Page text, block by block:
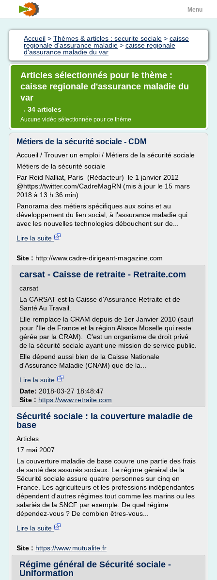
Menu
Accueil > Thèmes & articles : securite sociale > caisse
regionale d'assurance maladie > caisse regionale
d'assurance maladie du var
Articles sélectionnés pour le thème :
caisse regionale d'assurance maladie du
var
→ 34 articles
Aucune vidéo sélectionnée pour ce thème
Métiers de la sécurité sociale - CDM
Accueil / Trouver un emploi / Métiers de la sécurité sociale
Métiers de la sécurité sociale
Par Reid Nalliat, Paris (Rédacteur) le 1 janvier 2012
@https://twitter.com/CadreMagRN (mis à jour le 15 mars
2018 à 13 h 36 min)
Panorama des métiers spécifiques aux soins et au
développement du lien social, à l'assurance maladie qui
avec les nouvelles technologies débouchent sur de...
Lire la suite
Site : http://www.cadre-dirigeant-magazine.com
carsat - Caisse de retraite - Retraite.com
carsat
La CARSAT est la Caisse d'Assurance Retraite et de
Santé Au Travail.
Elle remplace la CRAM depuis de 1er Janvier 2010 (sauf
pour l'Ile de France et la région Alsace Moselle qui reste
gérée par la CRAM). C'est un organisme de droit privé
de la sécurité sociale ayant une mission de service public.
Elle dépend aussi bien de la Caisse Nationale
d'Assurance Maladie (CNAM) que de la...
Lire la suite
Date: 2018-03-27 18:48:47
Site : https://www.retraite.com
Sécurité sociale : la couverture maladie de
base
Articles
17 mai 2007
La couverture maladie de base couvre une partie des frais
de santé des assurés sociaux. Le régime général de la
Sécurité sociale assure quatre personnes sur cinq en
France. Les agriculteurs et les professions indépendantes
dépendent d'autres régimes tout comme les marins ou les
salariés de la SNCF par exemple. De quel régime
dépendez-vous ? De combien êtres-vous...
Lire la suite
Site : https://www.mutualite.fr
Régime général de Sécurité sociale -
Uniformation